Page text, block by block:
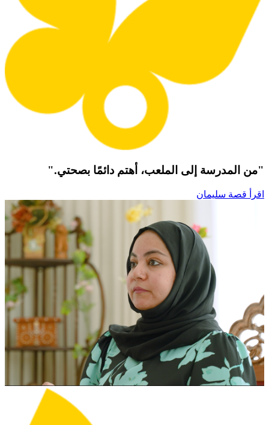
"من المدرسة إلى الملعب، أهتم دائمًا بصحتي."
اقرأ قصة سليمان